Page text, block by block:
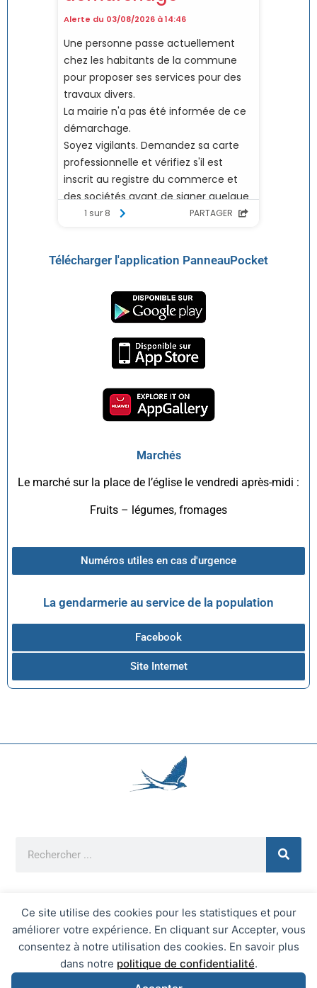
Ce site utilise des cookies pour les statistiques et pour
améliorer votre expérience. En cliquant sur Accepter, vous
consentez à notre utilisation des cookies. En savoir plus
dans notre politique de confidentialité.
Télécharger l'application PanneauPocket
Marchés
Le marché sur la place de l’église le vendredi après-midi :
Fruits – légumes, fromages
Numéros utiles en cas d'urgence
La gendarmerie au service de la population
Facebook
Site Internet
Mentions Légales
Mairie d'Écrainville © 2026 Tous Droits Réservés